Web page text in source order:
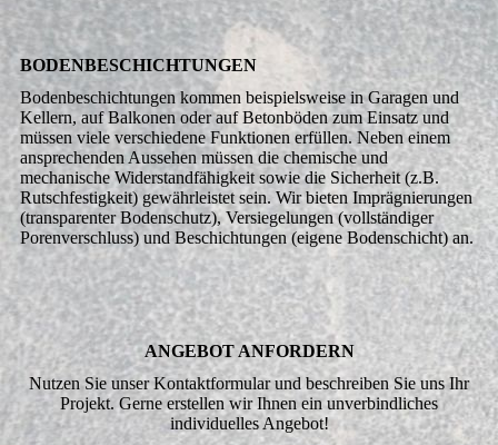
BODENBESCHICHTUNGEN
Bodenbeschichtungen kommen beispielsweise in Garagen und
Kellern, auf Balkonen oder auf Betonböden zum Einsatz und
müssen viele verschiedene Funktionen erfüllen. Neben einem
ansprechenden Aussehen müssen die chemische und
mechanische Widerstandfähigkeit sowie die Sicherheit (z.B.
Rutschfestigkeit) gewährleistet sein. Wir bieten Imprägnierungen
(transparenter Bodenschutz), Versiegelungen (vollständiger
Porenverschluss) und Beschichtungen (eigene Bodenschicht) an.
ANGEBOT ANFORDERN
Nutzen Sie unser Kontaktformular und beschreiben Sie uns Ihr
Projekt. Gerne erstellen wir Ihnen ein unverbindliches
individuelles Angebot!